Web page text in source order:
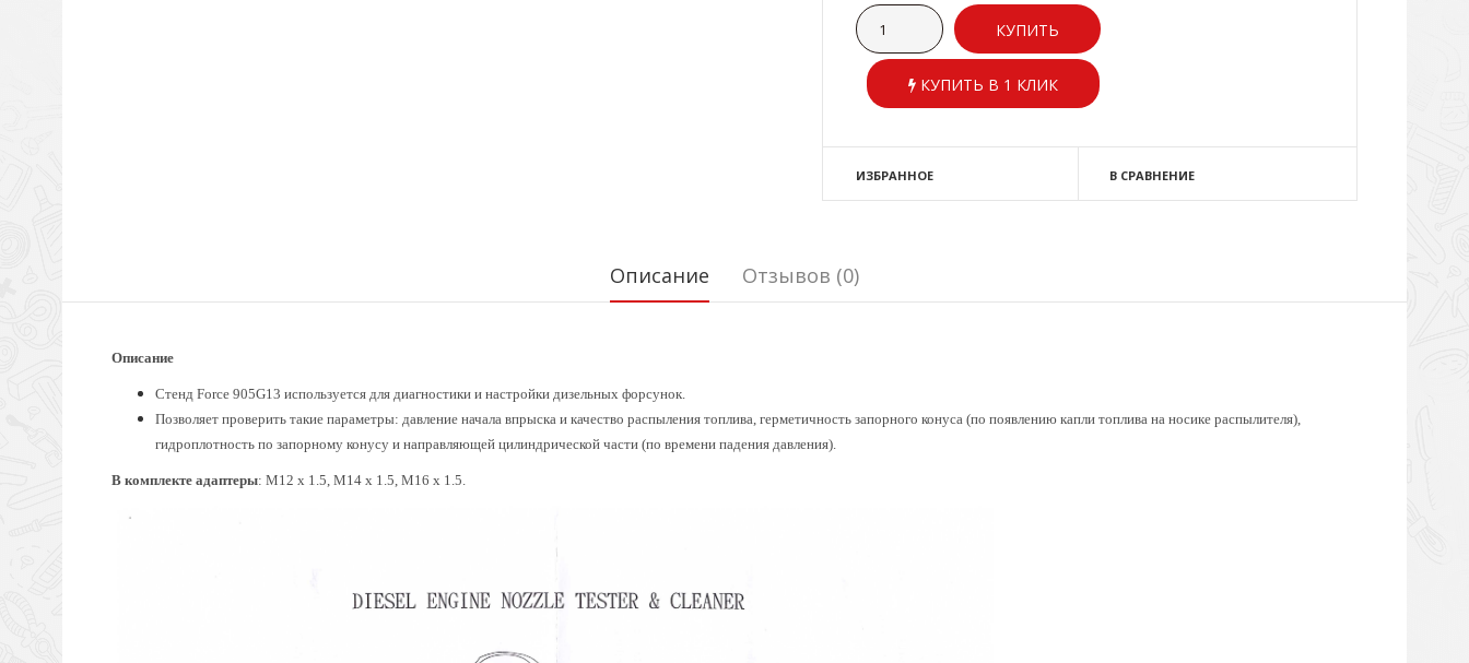
КУПИТЬ В 1 КЛИК
ИЗБРАННОЕ В СРАВНЕНИЕ
Описание Отзывов (0)
Описание
Стенд Force 905G13 используется для диагностики и настройки дизельных форсунок.
Позволяет проверить такие параметры: давление начала впрыска и качество распыления топлива, герметичность запорного конуса (по появлению капли топлива на носике распылителя),
гидроплотность по запорному конусу и направляющей цилиндрической части (по времени падения давления).
В комплекте адаптеры: M12 х 1.5, M14 х 1.5, M16 х 1.5.